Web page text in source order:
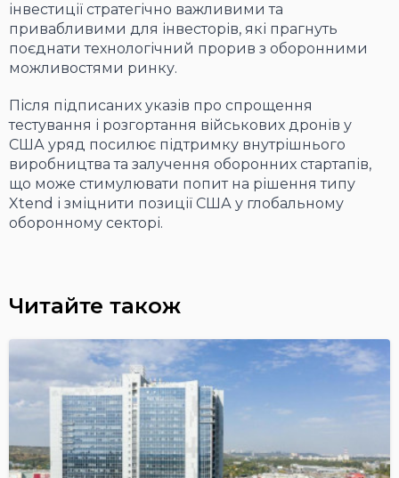
інвестиції стратегічно важливими та
привабливими для інвесторів, які прагнуть
поєднати технологічний прорив з оборонними
можливостями ринку.
Після підписаних указів про спрощення
тестування і розгортання військових дронів у
США уряд посилює підтримку внутрішнього
виробництва та залучення оборонних стартапів,
що може стимулювати попит на рішення типу
Xtend і зміцнити позиції США у глобальному
оборонному секторі.
Читайте також